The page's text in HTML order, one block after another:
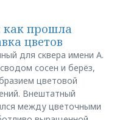
как прошла
цветов
для сквера имени А.
сосен и берёз,
цветовой
Внештатный
между цветочными